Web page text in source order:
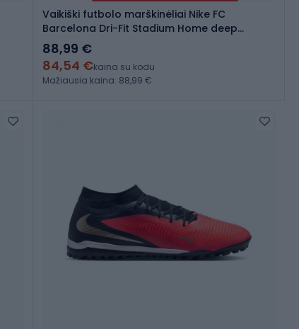
Vaikiški futbolo marškinėliai Nike FC
Barcelona Dri-Fit Stadium Home deep
garnet/blue void/mineral yellow
88,99 €
84,54 €kaina su kodu
Mažiausia kaina: 88,99 €